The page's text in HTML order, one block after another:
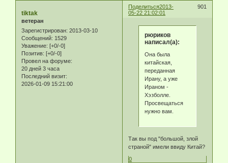
Поделиться 901
2013-
05-22 21:02:01
tiktak
ветеран
Зарегистрирован: 2013-03-10
Сообщений: 1529
Уважение: [+0/-0]
Позитив: [+0/-0]
Провел на форуме:
20 дней 3 часа
Последний визит:
2026-01-09 15:21:00
рюриков
написал(а):
Она была
китайская,
переданная
Ирану, а уже
Ираном -
Хэзболле.
Просвещаться
нужно вам.
Так вы под "большой, злой
страной" имели ввиду Китай?
0